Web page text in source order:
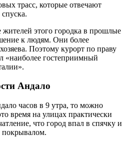
трасс, которые отвечают
жителей этого городка в прошлые
к людям. Они более
Поэтому курорт по праву
«наиболее гостеприимный
Андало
часов в 9 утра, то можно
время на улицах практически
что город впал в спячку и